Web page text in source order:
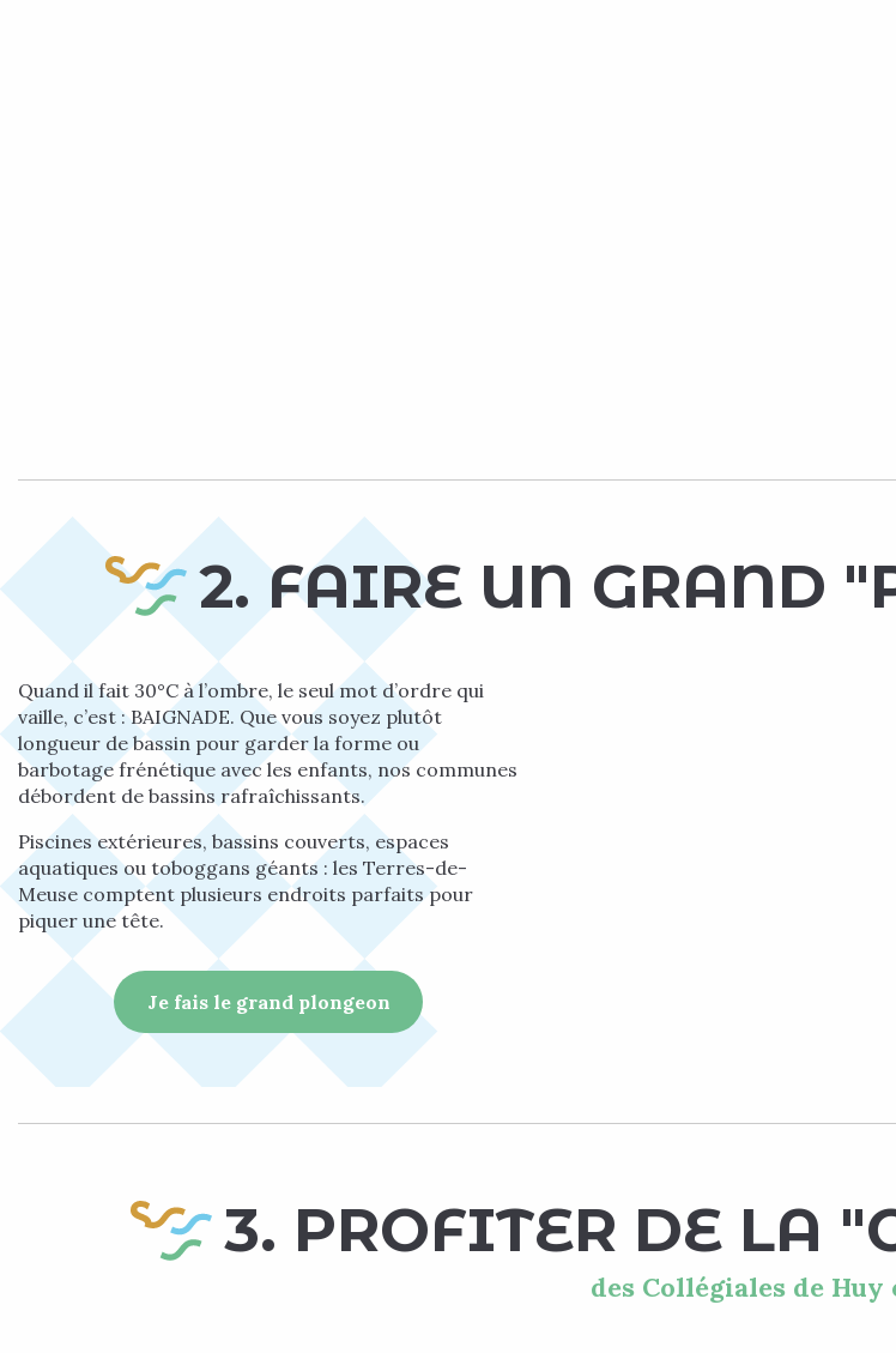
2. FAIRE UN GRAND
Quand il fait 30°C à l’ombre, le seul mot d’ordre qui
vaille, c’est : BAIGNADE. Que vous soyez plutôt
longueur de bassin pour garder la forme ou
barbotage frénétique avec les enfants, nos communes
débordent de bassins rafraîchissants.
Piscines extérieures, bassins couverts, espaces
aquatiques ou toboggans géants : les Terres-de-
Meuse comptent plusieurs endroits parfaits pour
piquer une tête.
Je fais le grand plongeon
3. PROFITER DE LA
des Collégiales de Huy